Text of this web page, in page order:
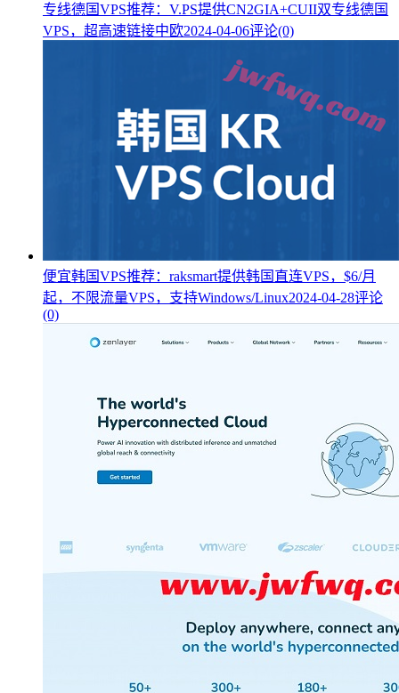
专线德国VPS推荐：V.PS提供CN2GIA+CUII双专线德国
VPS，超高速链接中欧2024-04-06评论(0)
便宜韩国VPS推荐：raksmart提供韩国直连VPS，$6/月
起，不限流量VPS，支持Windows/Linux2024-04-28评论
(0)